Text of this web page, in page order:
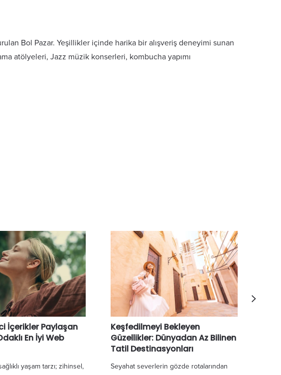
Bol Pazar. Yeşillikler içinde harika bir alışveriş deneyimi sunan
atölyeleri, Jazz müzik konserleri, kombucha yapımı
İçerikler Paylaşan
En İyi Web
yaşam tarzı; zihinsel,
Keşfedilmeyi Bekleyen
Güzellikler: Dünyadan Az Bilinen
Tatil Destinasyonları
Seyahat severlerin gözde rotalarından